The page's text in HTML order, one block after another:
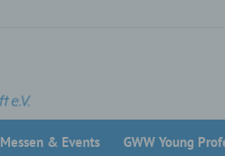
Messen & Events GWW Young